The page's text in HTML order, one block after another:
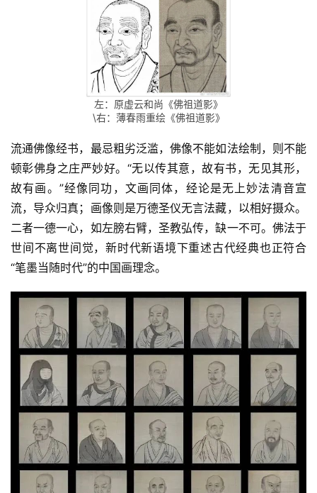
左：原虚云和尚《佛祖道影》
\右：薄春雨重绘《佛祖道影》
流通佛像经书，最忌粗劣泛滥，佛像不能如法绘制，则不能
顿彰佛身之庄严妙好。“无以传其意，故有书，无见其形，
故有画。”经像同功，文画同体，经论是无上妙法清音宣
流，导众归真；画像则是万德圣仪无言法藏，以相好摄众。
二者一德一心，如左膀右臂，圣教弘传，缺一不可。佛法于
世间不离世间觉，新时代新语境下重述古代经典也正符合
“笔墨当随时代”的中国画理念。